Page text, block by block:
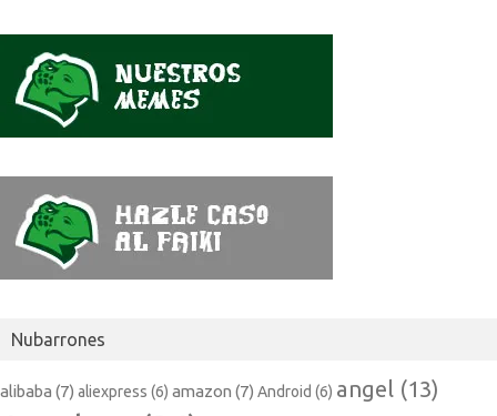
Nubarrones
alibaba (7) aliexpress (6) amazon (7) Android (6) angel (13)